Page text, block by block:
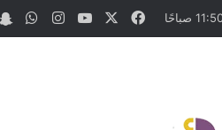
فيسبوك ‫YouTubeانستقرام